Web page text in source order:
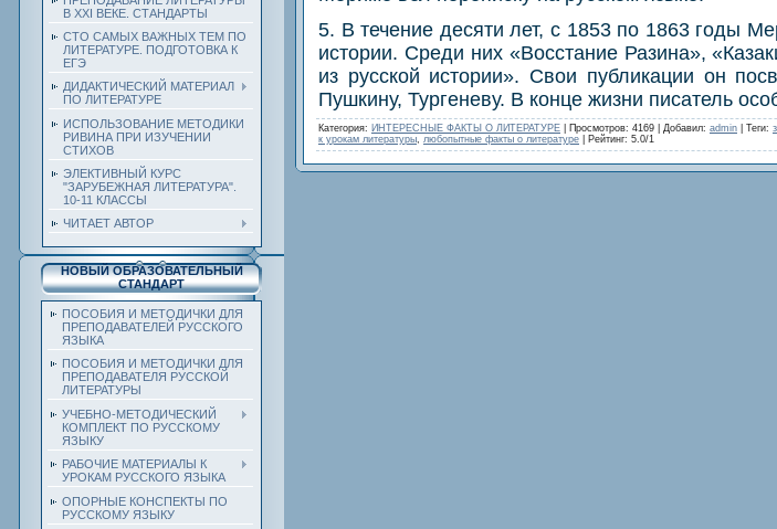
В XXI ВЕКЕ. СТАНДАРТЫ
СТО САМЫХ ВАЖНЫХ ТЕМ ПО
ЛИТЕРАТУРЕ. ПОДГОТОВКА К
ЕГЭ
ДИДАКТИЧЕСКИЙ МАТЕРИАЛ
ПО ЛИТЕРАТУРЕ
ИСПОЛЬЗОВАНИЕ МЕТОДИКИ
РИВИНА ПРИ ИЗУЧЕНИИ
СТИХОВ
ЭЛЕКТИВНЫЙ КУРС
"ЗАРУБЕЖНАЯ ЛИТЕРАТУРА".
10-11 КЛАССЫ
ЧИТАЕТ АВТОР
НОВЫЙ ОБРАЗОВАТЕЛЬНЫЙ
СТАНДАРТ
ПОСОБИЯ И МЕТОДИЧКИ ДЛЯ
ПРЕПОДАВАТЕЛЕЙ РУССКОГО
ЯЗЫКА
ПОСОБИЯ И МЕТОДИЧКИ ДЛЯ
ПРЕПОДАВАТЕЛЯ РУССКОЙ
ЛИТЕРАТУРЫ
УЧЕБНО-МЕТОДИЧЕСКИЙ
КОМПЛЕКТ ПО РУССКОМУ
ЯЗЫКУ
РАБОЧИЕ МАТЕРИАЛЫ К
УРОКАМ РУССКОГО ЯЗЫКА
ОПОРНЫЕ КОНСПЕКТЫ ПО
РУССКОМУ ЯЗЫКУ
5. В течение десяти лет, с 1853 по 1863 годы
истории. Среди них «Восстание Разина»,
из русской истории». Свои публикации он
Пушкину, Тургеневу. В конце жизни писатель
Категория: ИНТЕРЕСНЫЕ ФАКТЫ О ЛИТЕРАТУРЕ Просмотров: 4169 | Добавил: admin Теги:
к урокам литературы
любопытные факты о литературе Рейтинг: 5.0/1